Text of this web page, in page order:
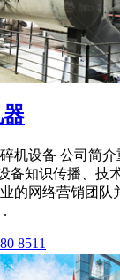
机设备 公司简
备知识传播、技
的网络营销团队
.
8511